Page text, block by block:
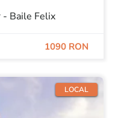
Baile Felix
1090 RON
LOCAL